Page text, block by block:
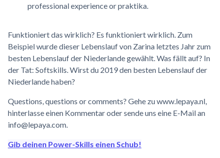
professional experience or praktika.
Funktioniert das wirklich? Es funktioniert wirklich. Zum
Beispiel wurde dieser Lebenslauf von Zarina letztes Jahr zum
besten Lebenslauf der Niederlande gewählt. Was fällt auf? In
der Tat: Softskills. Wirst du 2019 den besten Lebenslauf der
Niederlande haben?
Questions, questions or comments? Gehe zu www.lepaya.nl,
hinterlasse einen Kommentar oder sende uns eine E-Mail an
info@lepaya.com.
Gib deinen Power-Skills einen Schub!